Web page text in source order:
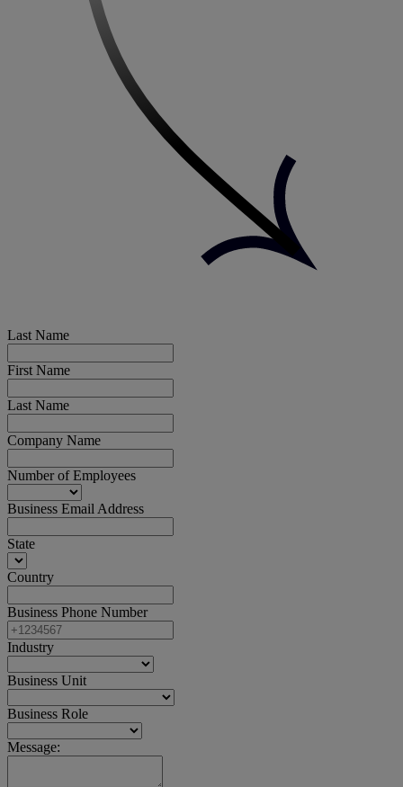
Last Name
First Name
Last Name
Company Name
Number of Employees
Business Email Address
State
Country
Business Phone Number
Industry
Business Unit
Business Role
Message: